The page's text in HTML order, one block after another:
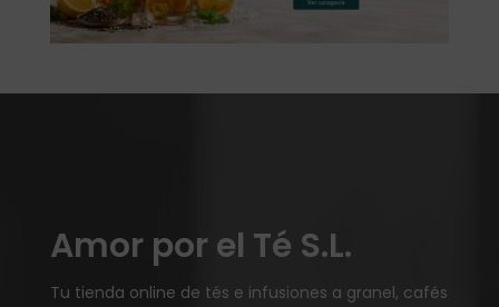
Amor por el Té S.L.
Tu tienda online de tés e infusiones a granel, cafés